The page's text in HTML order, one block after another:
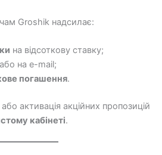
Groshik надсилає:
на відсоткову ставку;
на e-mail;
погашення.
активація акційних пропозицій
кабінеті.